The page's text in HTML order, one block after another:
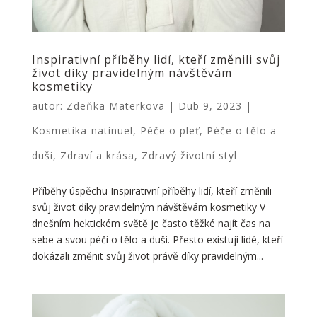
Inspirativní příběhy lidí, kteří změnili svůj
život díky pravidelným návštěvám
kosmetiky
autor: Zdeňka Materkova | Dub 9, 2023 |
Kosmetika-natinuel, Péče o pleť, Péče o tělo a
duši, Zdraví a krása, Zdravý životní styl
Příběhy úspěchu Inspirativní příběhy lidí, kteří změnili
svůj život díky pravidelným návštěvám kosmetiky V
dnešním hektickém světě je často těžké najít čas na
sebe a svou péči o tělo a duši. Přesto existují lidé, kteří
dokázali změnit svůj život právě díky pravidelným...